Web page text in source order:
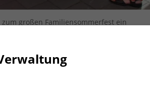
großen Familiensommerfest ein
Gäste – passt! Beim
Neukirchen-
des Kreisverbandes